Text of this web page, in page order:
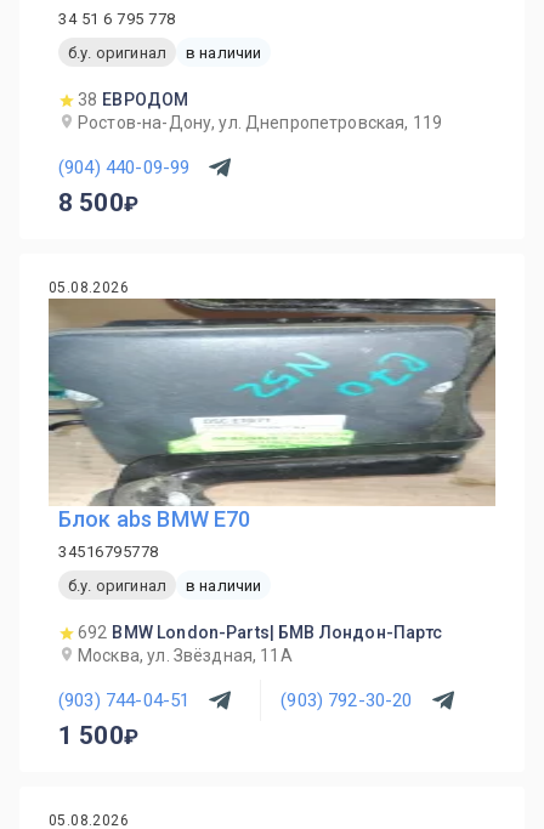
34 51 6 795 778
б.у. оригинал
в наличии
38 ЕВРОДОМ
Ростов-на-Дону, ул. Днепропетровская, 119
(904) 440-09-99
8 500
05.08.2026
Блок abs BMW E70
34516795778
б.у. оригинал
в наличии
692 BMW London-Parts| БМВ Лондон-Партс
Москва, ул. Звёздная, 11А
(903) 744-04-51 (903) 792-30-20
1 500
05.08.2026